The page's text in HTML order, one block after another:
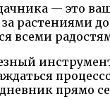
— это
растениями
всеми
прямо